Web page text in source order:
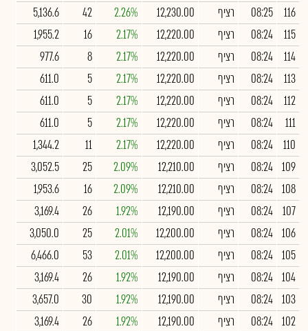
116
08:25 רציף 12,230.00
2.26%
42
5,136.6
115
08:24 רציף 12,220.00
2.17%
16
1,955.2
114
08:24 רציף 12,220.00
2.17%
8
977.6
113
08:24 רציף 12,220.00
2.17%
5
611.0
112
08:24 רציף 12,220.00
2.17%
5
611.0
111
08:24 רציף 12,220.00
2.17%
5
611.0
110
08:24 רציף 12,220.00
2.17%
11
1,344.2
109
08:24 רציף 12,210.00
2.09%
25
3,052.5
108
08:24 רציף 12,210.00
2.09%
16
1,953.6
107
08:24 רציף 12,190.00
1.92%
26
3,169.4
106
08:24 רציף 12,200.00
2.01%
25
3,050.0
105
08:24 רציף 12,200.00
2.01%
53
6,466.0
104
08:24 רציף 12,190.00
1.92%
26
3,169.4
103
08:24 רציף 12,190.00
1.92%
30
3,657.0
102
08:24 רציף 12,190.00
1.92%
26
3,169.4